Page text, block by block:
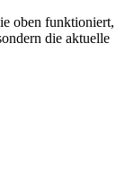
oben funktioniert,
die aktuelle